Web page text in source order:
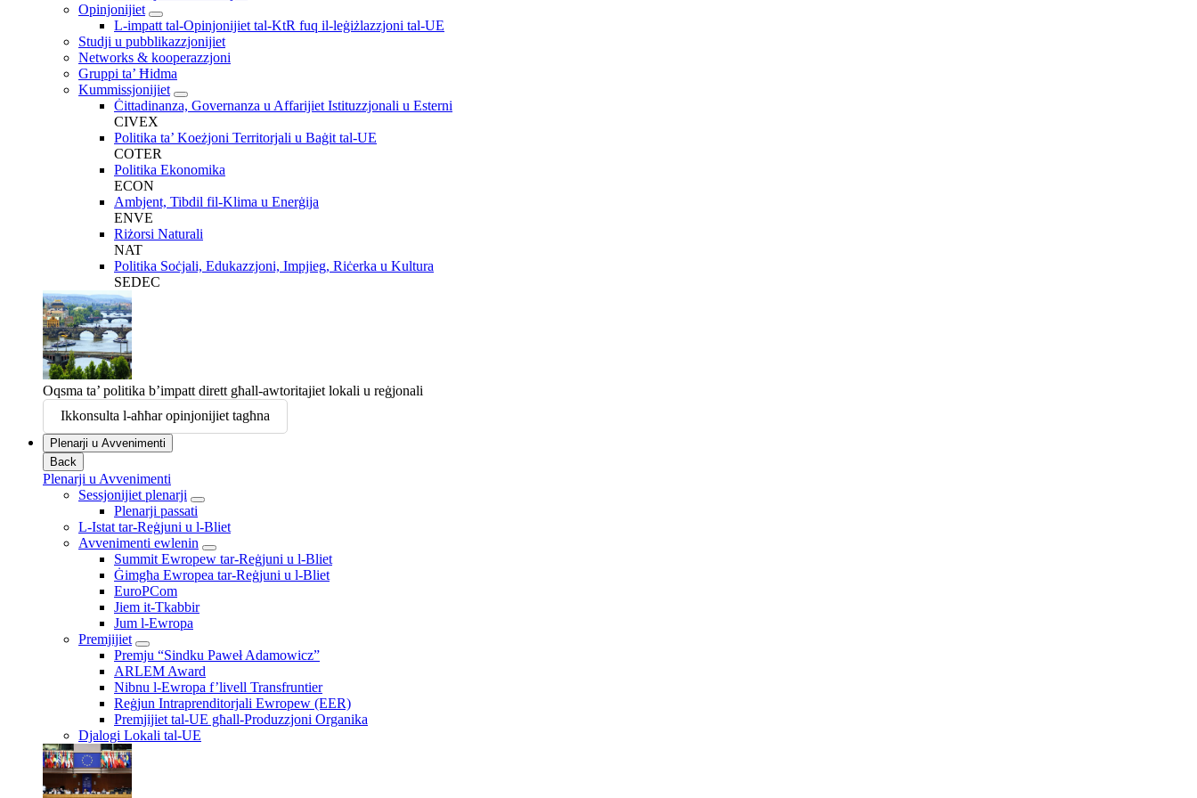
Opinjonijiet
L-impatt tal-Opinjonijiet tal-KtR fuq il-leġiżlazzjoni tal-UE
Studji u pubblikazzjonijiet
Networks & kooperazzjoni
Gruppi ta’ Ħidma
Kummissjonijiet
Ċittadinanza, Governanza u Affarijiet Istituzzjonali u Esterni
CIVEX
Politika ta’ Koeżjoni Territorjali u Baġit tal-UE
COTER
Politika Ekonomika
ECON
Ambjent, Tibdil fil-Klima u Enerġija
ENVE
Riżorsi Naturali
NAT
Politika Soċjali, Edukazzjoni, Impjieg, Riċerka u Kultura
SEDEC
Oqsma ta’ politika b’impatt dirett għall-awtoritajiet lokali u reġjonali
Ikkonsulta l-aħħar opinjonijiet tagħna
Plenarji u Avvenimenti
Back
Plenarji u Avvenimenti
Sessjonijiet plenarji
Plenarji passati
L-Istat tar-Reġjuni u l-Bliet
Avvenimenti ewlenin
Summit Ewropew tar-Reġjuni u l-Bliet
Ġimgħa Ewropea tar-Reġjuni u l-Bliet
EuroPCom
Jiem it-Tkabbir
Jum l-Ewropa
Premjijiet
Premju “Sindku Paweł Adamowicz”
ARLEM Award
Nibnu l-Ewropa f’livell Transfruntier
Reġjun Intraprenditorjali Ewropew (EER)
Premjijiet tal-UE għall-Produzzjoni Organika
Djalogi Lokali tal-UE